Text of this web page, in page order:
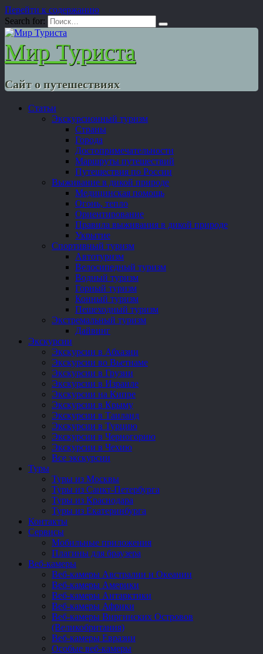
Перейти к содержанию
Search for:
Мир Туриста
Сайт о путешествиях
Статьи
Экскурсионный туризм
Страны
Города
Достопримечательности
Маршруты путешествий
Путешествия по России
Выживание в дикой природе
Медицинская помощь
Огонь, тепло
Ориентирование
Правила выживания в дикой природе
Укрытие
Спортивный туризм
Автотуризм
Велосипедный туризм
Водный туризм
Горный туризм
Конный туризм
Пешеходный туризм
Экстремальный туризм
Дайвинг
Экскурсии
Экскурсии в Абхазии
Экскурсии во Вьетнаме
Экскурсии в Грузии
Экскурсии в Израиле
Экскурсии на Кипре
Экскурсии в Крыму
Экскурсии в Таиланд
Экскурсии в Турцию
Экскурсии в Черногорию
Экскурсии в Чехию
Все экскурсии
Туры
Туры из Москвы
Туры из Санкт-Петербурга
Туры из Краснодара
Туры из Екатеринбурга
Контакты
Сервисы
Мобильные приложения
Плагины для браузера
Веб-камеры
Веб-камеры Австралии и Океании
Веб-камеры Америки
Веб-камеры Антарктики
Веб-камеры Африки
Веб-камеры Виргинских Островов
(Великобритания)
Веб-камеры Евразии
Особые веб-камеры